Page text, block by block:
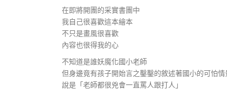
在即將開團的采實書團中
我自己很喜歡這本繪本
不只是畫風很喜歡
內容也很得我的心
不知道是誰妖魔化國小老師
但身邊竟有孩子開始言之鑿鑿的敘述著國小的可怕情
說是「老師都很兇會一直罵人跟打人」